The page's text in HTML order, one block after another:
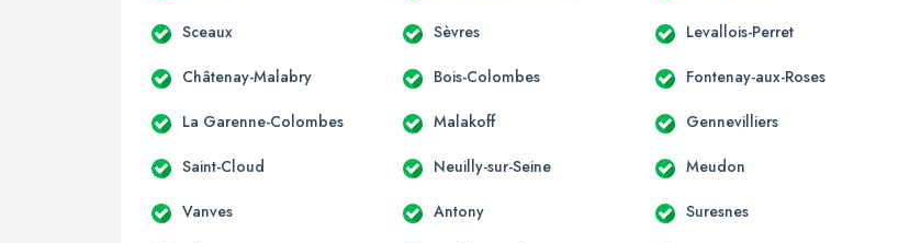
Sceaux Sèvres Levallois-Perret
Châtenay-Malabry Bois-Colombes Fontenay-aux-Roses
La Garenne-Colombes Malakoff Gennevilliers
Saint-Cloud Neuilly-sur-Seine Meudon
Vanves Antony Suresnes